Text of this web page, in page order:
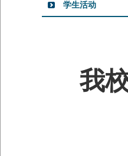
学生活动
我